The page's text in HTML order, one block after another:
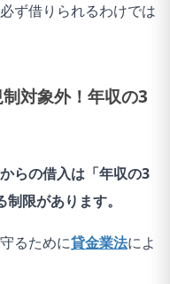
ず借りられるわけでは
対象外！年収の3
らの借入は「年収の3
限があります。
るために貸金業法によ